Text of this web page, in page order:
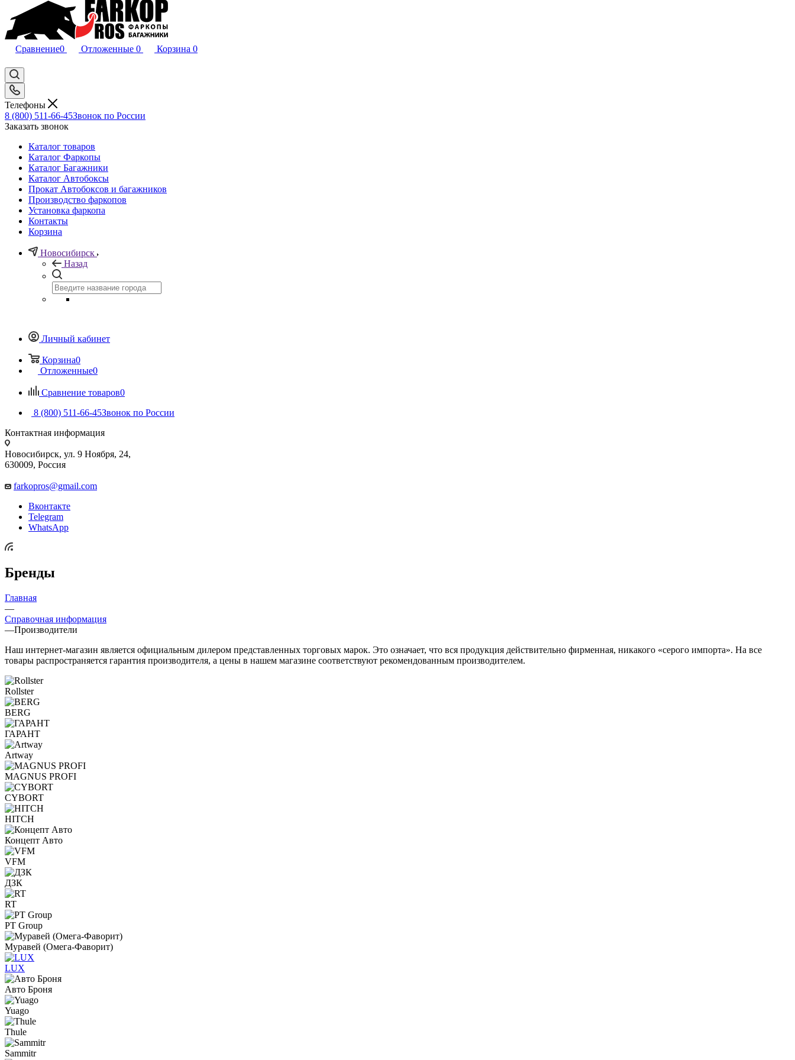
Сравнение0 Отложенные 0 Корзина 0
Телефоны
8 (800) 511-66-45Звонок по России
Заказать звонок
Каталог товаров
Каталог Фаркопы
Каталог Багажники
Каталог Автобоксы
Прокат Автобоксов и багажников
Производство фаркопов
Установка фаркопа
Контакты
Корзина
Новосибирск
Назад
Личный кабинет
Корзина0
Отложенные0
Сравнение товаров0
8 (800) 511-66-45Звонок по России
Контактная информация
Новосибирск, ул. 9 Ноября, 24,
630009, Россия
farkopros@gmail.com
Вконтакте
Telegram
WhatsApp
Бренды
Главная
—
Справочная информация
—Производители
Наш интернет-магазин является официальным дилером представленных торговых марок. Это означает, что вся продукция действительно фирменная, никакого «серого импорта». На все
товары распространяется гарантия производителя, а цены в нашем магазине соответствуют рекомендованным производителем.
Rollster
BERG
ГАРАНТ
Artway
MAGNUS PROFI
CYBORT
HITCH
Концепт Авто
VFM
ДЗК
RT
PT Group
Муравей (Омега-Фаворит)
LUX
Авто Броня
Yuago
Thule
Sammitr